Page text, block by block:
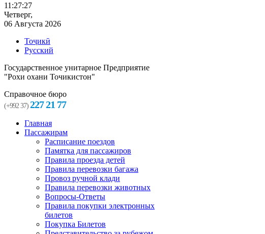
11:27:28
Четверг,
06 Августа 2026
Тоҷикӣ
Русский
Государственное унитарное Предприятие
"Рохи охани Точикистон"
Справочное бюро
(+992 37) 227 21 77
Главная
Пассажирам
Расписание поездов
Памятка для пассажиров
Правила проезда детей
Правила перевозки багажа
Провоз ручной клади
Правила перевозки животных
Вопросы-Ответы
Правила покупки электронных
билетов
Покупка Билетов